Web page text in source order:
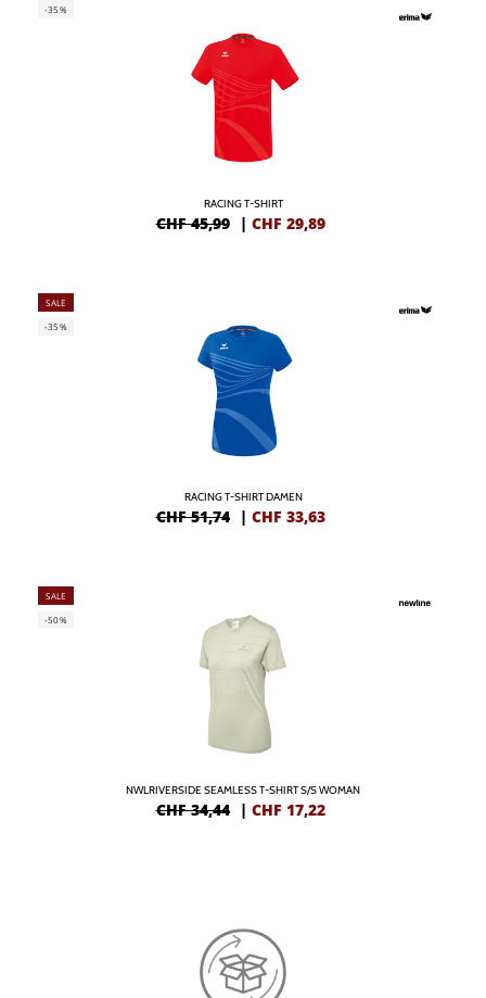
-35%
RACING T-SHIRT
CHF 45,99 | CHF 29,89
SALE
-35%
RACING T-SHIRT DAMEN
CHF 51,74 | CHF 33,63
SALE
-50%
NWLRIVERSIDE SEAMLESS T-SHIRT S/S WOMAN
CHF 34,44 | CHF 17,22